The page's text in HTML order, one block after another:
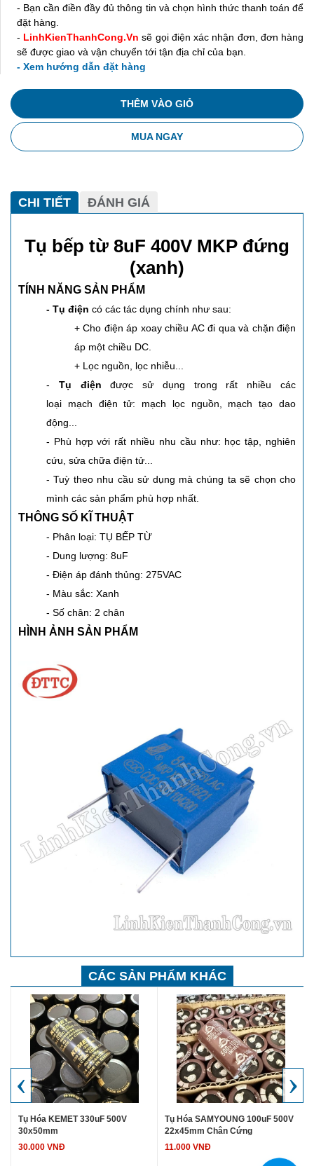
- Bạn cần điền đầy đủ thông tin và chọn hình thức thanh toán để
đặt hàng.
- LinhKienThanhCong.Vn sẽ gọi điện xác nhận đơn, đơn hàng
sẽ được giao và vận chuyển tới tận địa chỉ của bạn.
- Xem hướng dẫn đặt hàng
THÊM VÀO GIỎ
MUA NGAY
CHI TIẾT ĐÁNH GIÁ
Tụ bếp từ 8uF 400V MKP đứng
(xanh)
TÍNH NĂNG SẢN PHẨM
- Tụ điện có các tác dụng chính như sau:
+ Cho điện áp xoay chiều AC đi qua và chặn điện
áp một chiều DC.
+ Lọc nguồn, lọc nhiễu...
- Tụ điện được sử dụng trong rất nhiều các
loại mạch điện tử: mạch lọc nguồn, mạch tạo dao
động...
- Phù hợp với rất nhiều nhu cầu như: học tập, nghiên
cứu, sửa chữa điện tử...
- Tuỳ theo nhu cầu sử dụng mà chúng ta sẽ chọn cho
mình các sản phẩm phù hợp nhất.
THÔNG SỐ KĨ THUẬT
- Phân loại: TỤ BẾP TỪ
- Dung lượng: 8uF
- Điện áp đánh thủng: 275VAC
- Màu sắc: Xanh
- Số chân: 2 chân
HÌNH ẢNH SẢN PHẨM
CÁC SẢN PHẨM KHÁC
Tụ Hóa KEMET 330uF 500V
30x50mm
30.000 VNĐ
Tụ Hóa SAMYOUNG 100uF 500V
22x45mm Chân Cứng
11.000 VNĐ
‹ ›